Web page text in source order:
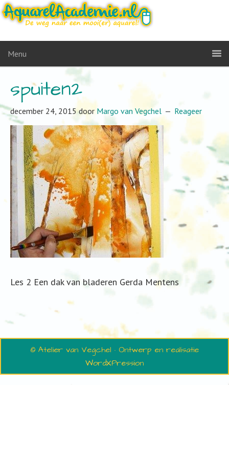
Menu
spuiten2
december 24, 2015door Margo van Vegchel Reageer
Les 2 Een dak van bladeren Gerda Mentens
© Atelier van Vegchel · Ontwerp en realisatie
WordXPression